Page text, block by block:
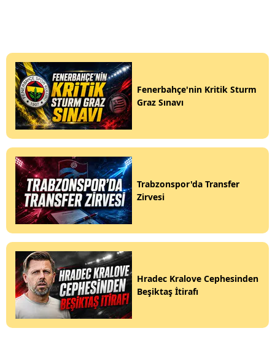
Fenerbahçe'nin Kritik Sturm
Graz Sınavı
Trabzonspor'da Transfer
Zirvesi
Hradec Kralove Cephesinden
Beşiktaş İtirafı